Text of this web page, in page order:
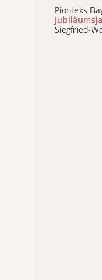
Pionteks
Siegfried-